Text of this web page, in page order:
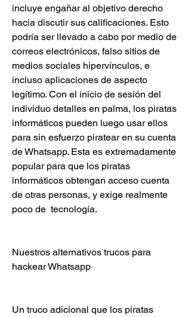
incluye engañar al objetivo derecho
hacia discutir sus calificaciones. Esto
podría ser llevado a cabo por medio de
correos electrónicos, falso sitios de
medios sociales hipervínculos, e
incluso aplicaciones de aspecto
legítimo. Con el inicio de sesión del
individuo detalles en palma, los piratas
informáticos pueden luego usar ellos
para sin esfuerzo piratear en su cuenta
de Whatsapp. Esta es extremadamente
popular para que los piratas
informáticos obtengan acceso cuenta
de otras personas, y exige realmente
poco de  tecnología.
Nuestros alternativos trucos para
hackear Whatsapp
Un truco adicional que los piratas